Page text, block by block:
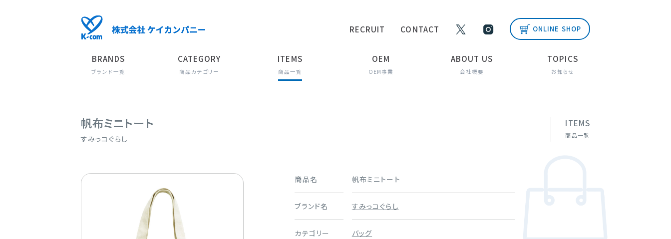
RECRUIT CONTACT ONLINE SHOP
BRANDS
ブランド一覧
CATEGORY
商品カテゴリー
ITEMS
商品一覧
OEM
OEM事業
ABOUT US
会社概要
TOPICS
お知らせ
帆布ミニトート
すみっコぐらし
ITEMS
商品一覧
商品名 帆布ミニトート
ブランド名 すみっコぐらし
カテゴリー バッグ